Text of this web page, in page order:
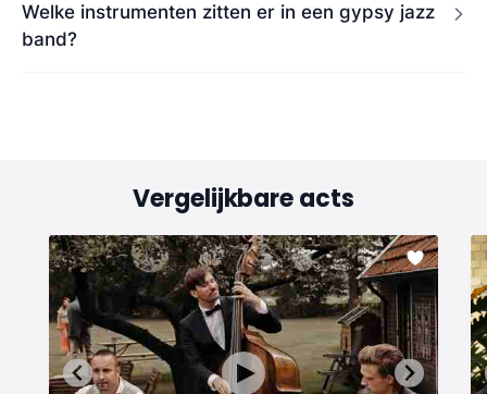
Welke instrumenten zitten er in een gypsy jazz
band?
Vergelijkbare acts